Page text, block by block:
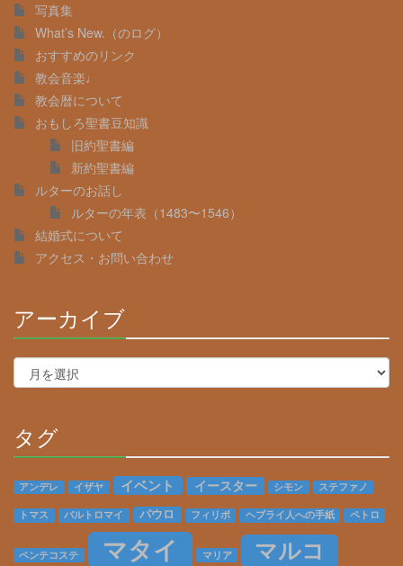
写真集
What’s New.（のログ）
おすすめのリンク
教会音楽♩
教会暦について
おもしろ聖書豆知識
旧約聖書編
新約聖書編
ルターのお話し
ルターの年表（1483〜1546）
結婚式について
アクセス・お問い合わせ
アーカイブ
Complete
ア
ー
ブ
タグ
Complete
アンデレ イザヤ イベント イースター シモン ステファノ
トマス バルトロマイ パウロ フィリポ ヘブライ人への手紙 ペトロ
ペンテコステ マタイ マリア マルコ